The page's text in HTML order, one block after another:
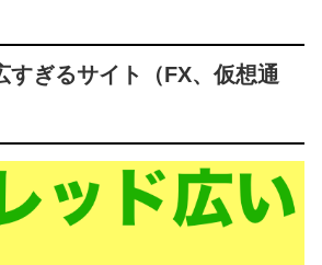
すぎるサイト（FX、仮想通